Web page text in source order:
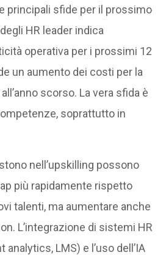
principali sfide per il prossimo
HR leader indica
operativa per i prossimi 12
un aumento dei costi per la
scorso. La vera sfida è
soprattutto in
nell’upskilling possono
più rapidamente rispetto
talenti, ma aumentare anche
L’integrazione di sistemi HR
analytics, LMS) e l’uso dell’IA